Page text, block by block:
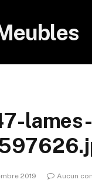
2019 Aucun